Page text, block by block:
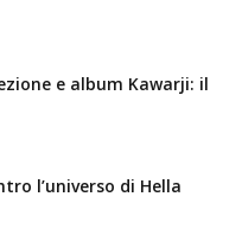
e album Kawarji: il
l’universo di Hella